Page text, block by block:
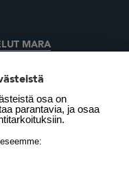
MARA
MOTIVA OY
osa on
parantavia, ja osaa